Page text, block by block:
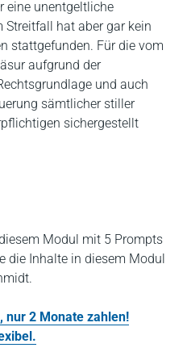
eine unentgeltliche
hat aber gar kein
stattgefunden. Für die vom
aufgrund der
und auch
sämtlicher stiller
sichergestellt
Modul mit 5 Prompts
die Inhalte in diesem Modul
nur 2 Monate zahlen!